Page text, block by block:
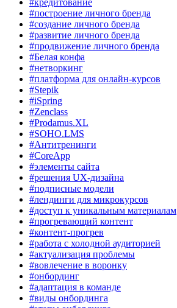
#кредитование
#построение личного бренда
#создание личного бренда
#развитие личного бренда
#продвижение личного бренда
#Белая конфа
#нетворкинг
#платформа для онлайн-курсов
#Stepik
#iSpring
#Zenclass
#Prodamus.XL
#SOHO.LMS
#Антитренинги
#CoreApp
#элементы сайта
#решения UX-дизайна
#подписные модели
#лендинги для микрокурсов
#доступ к уникальным материалам
#прогревающий контент
#контент-прогрев
#работа с холодной аудиторией
#актуализация проблемы
#вовлечение в воронку
#онбординг
#адаптация в команде
#виды онбординга